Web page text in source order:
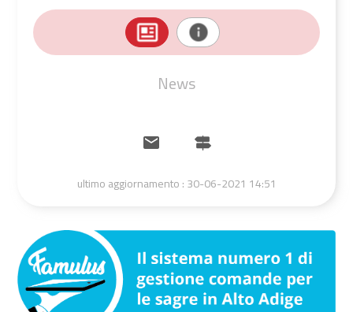
News
ultimo aggiornamento :30-06-2021 14:51